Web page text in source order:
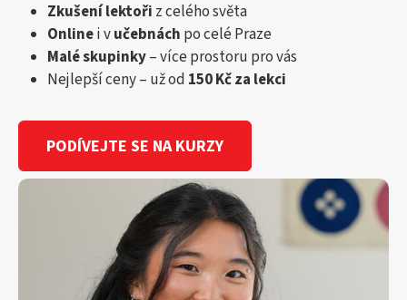
Zkušení lektoři z celého světa
Onlinei vučebnách po celé Praze
Malé skupinky– více prostoru pro vás
Nejlepší ceny – už od 150 Kč za lekci
PODÍVEJTE SE NA KURZY